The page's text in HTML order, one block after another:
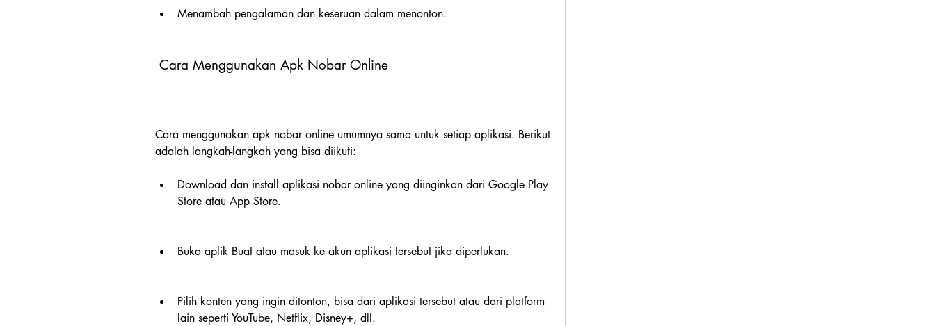
Menambah pengalaman dan keseruan dalam menonton.
Cara Menggunakan Apk Nobar Online
Cara menggunakan apk nobar online umumnya sama untuk setiap aplikasi. Berikut
adalah langkah-langkah yang bisa diikuti:
Download dan install aplikasi nobar online yang diinginkan dari Google Play
Store atau App Store.
Buka aplik Buat atau masuk ke akun aplikasi tersebut jika diperlukan.
Pilih konten yang ingin ditonton, bisa dari aplikasi tersebut atau dari platform
lain seperti YouTube, Netflix, Disney+, dll.